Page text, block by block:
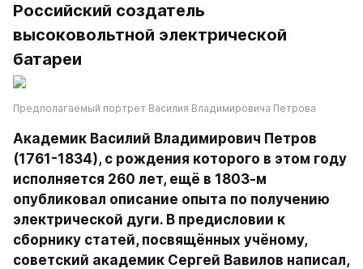
Российский создатель
высоковольтной электрической
батареи
Предполагаемый портрет Василия Владимировича Петрова
Академик Василий Владимирович Петров
(1761-1834), с рождения которого в этом году
исполняется 260 лет, ещё в 1803-м
опубликовал описание опыта по получению
электрической дуги. В предисловии к
сборнику статей, посвящённых учёному,
советский академик Сергей Вавилов написал,